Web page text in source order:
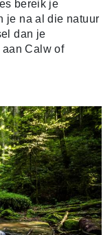
bereik je
je na al die natuur
dan je
aan Calw of